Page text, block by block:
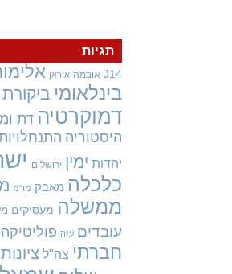
תגיות
J14 אובמה איראן אלימות
בינלאומיביקורת
דמוקרטיה דת
היסטוריה התנחלויות
יהדות ימין ירושלים
כלכלה מאבק מו"מ
ממשלה מעסיקים
עובדים עזה פוליטיקה
חברתי צה"ל ציונות